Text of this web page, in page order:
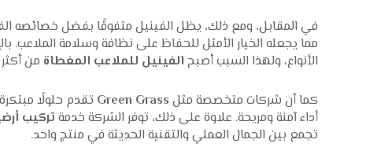
في المقابل، ومع ذلك، يظل الفينيل متفوقًا بفضل خصائصه
مما يجعله الخيار الأمثل للحفاظ على نظافة وسلامة الملاعب.
الأنواع، ولهذا السبب أصبح الفينيل للملاعب المغطاة من
كما أن شركات متخصصة مثل Green Grass تقدم حلولًا
أداء آمنة ومريحة. علاوة على ذلك، توفر الشركة خدمة تركيب
تجمع بين الجمال العملي والتقنية الحديثة في منتج واحد.